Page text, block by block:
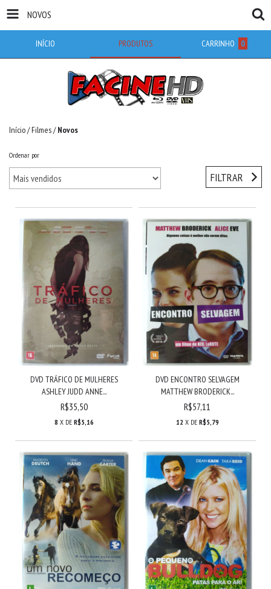
NOVOS
INÍCIO PRODUTOS CARRINHO 0
Início/Filmes/ Novos
Ordenar por
FILTRAR
DVD TRÁFICO DE MULHERES
ASHLEY JUDD ANNE...
R$35,50
8 X DE R$5,16
DVD ENCONTRO SELVAGEM
MATTHEW BRODERICK...
R$57,11
12 X DE R$5,79